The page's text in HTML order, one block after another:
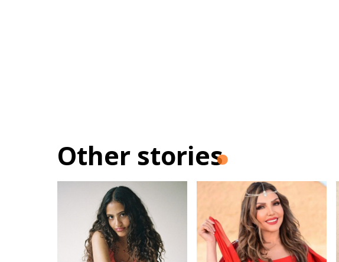
Other stories